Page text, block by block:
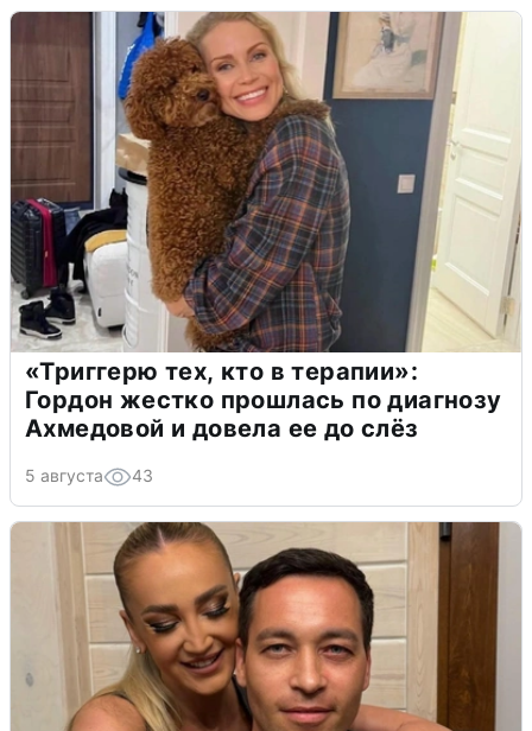
«Триггерю тех, кто в терапии»:
Гордон жестко прошлась по диагнозу
Ахмедовой и довела ее до слёз
5 августа 43